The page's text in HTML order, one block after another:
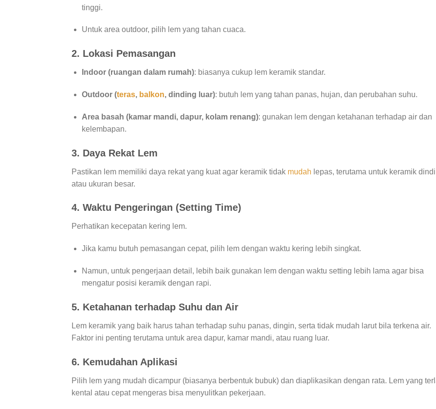
tinggi.
Untuk area outdoor, pilih lem yang tahan cuaca.
2. Lokasi Pemasangan
Indoor (ruangan dalam rumah): biasanya cukup lem keramik standar.
Outdoor (teras, balkon, dinding luar): butuh lem yang tahan panas, hujan, dan perubahan suhu.
Area basah (kamar mandi, dapur, kolam renang): gunakan lem dengan ketahanan terhadap air dan
kelembapan.
3. Daya Rekat Lem
Pastikan lem memiliki daya rekat yang kuat agar keramik tidak mudah lepas, terutama untuk keramik
atau ukuran besar.
4. Waktu Pengeringan (Setting Time)
Perhatikan kecepatan kering lem.
Jika kamu butuh pemasangan cepat, pilih lem dengan waktu kering lebih singkat.
Namun, untuk pengerjaan detail, lebih baik gunakan lem dengan waktu setting lebih lama agar bisa
mengatur posisi keramik dengan rapi.
5. Ketahanan terhadap Suhu dan Air
Lem keramik yang baik harus tahan terhadap suhu panas, dingin, serta tidak mudah larut bila terkena air.
Faktor ini penting terutama untuk area dapur, kamar mandi, atau ruang luar.
6. Kemudahan Aplikasi
Pilih lem yang mudah dicampur (biasanya berbentuk bubuk) dan diaplikasikan dengan rata. Lem yang
kental atau cepat mengeras bisa menyulitkan pekerjaan.